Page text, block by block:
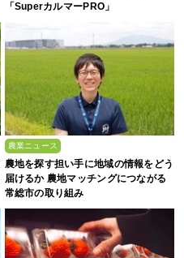
「SuperカルマーPRO」
農業ニュース
農地を探す担い手に地域の情報をどう
届けるか 農地マッチングにつながる
常総市の取り組み